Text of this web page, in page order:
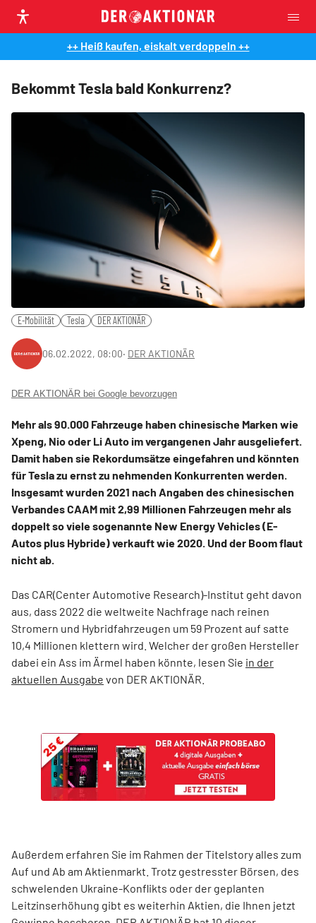
++ Heiß kaufen, eiskalt verdoppeln ++
Bekommt Tesla bald Konkurrenz?
E-Mobilität Tesla DER AKTIONÄR
06.02.2022, 08:00‧ DER AKTIONÄR
DER AKTIONÄR bei Google bevorzugen
Mehr als 90.000 Fahrzeuge haben chinesische Marken wie
Xpeng, Nio oder Li Auto im vergangenen Jahr ausgeliefert.
Damit haben sie Rekordumsätze eingefahren und könnten
für Tesla zu ernst zu nehmenden Konkurrenten werden.
Insgesamt wurden 2021 nach Angaben des chinesischen
Verbandes CAAM mit 2,99 Millionen Fahrzeugen mehr als
doppelt so viele sogenannte New Energy Vehicles (E-
Autos plus Hybride) verkauft wie 2020. Und der Boom flaut
nicht ab.
Das CAR(Center Automotive Research)-Institut geht davon
aus, dass 2022 die weltweite Nachfrage nach reinen
Stromern und Hybridfahrzeugen um 59 Prozent auf satte
10,4 Millionen klettern wird. Welcher der großen Hersteller
dabei ein Ass im Ärmel haben könnte, lesen Sie in der
aktuellen Ausgabe von DER AKTIONÄR.
Außerdem erfahren Sie im Rahmen der Titelstory alles zum
Auf und Ab am Aktienmarkt. Trotz gestresster Börsen, des
schwelenden Ukraine-Konflikts oder der geplanten
Leitzinserhöhung gibt es weiterhin Aktien, die Ihnen jetzt